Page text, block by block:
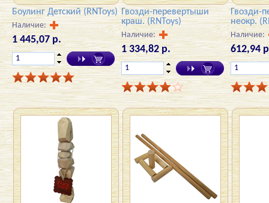
Боулинг Детский (RNToys)
Наличие:
1 445,07 р.
Гвозди-перевертыши
краш. (RNToys)
Наличие:
1 334,82 р.
Гвозди-
неокр.
Наличие:
612,94